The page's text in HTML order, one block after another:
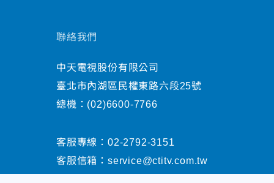
聯絡我們
中天電視股份有限公司
臺北市內湖區民權東路六段25號
總機： (02)6600-7766
客服專線： 02-2792-3151
客服信箱： service@ctitv.com.tw